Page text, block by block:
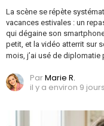
La scène se répète
vacances estivales : un
qui dégaine son
petit, et la vidéo atterrit sur
mois, j’ai usé de diplomatie
ParMarie R.
il y a environ 9 jours